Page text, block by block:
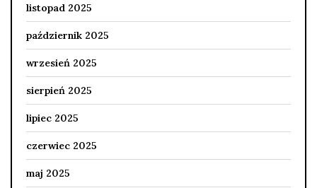
listopad 2025
październik 2025
wrzesień 2025
sierpień 2025
lipiec 2025
czerwiec 2025
maj 2025